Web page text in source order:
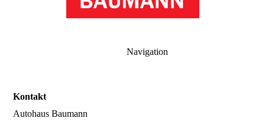
Navigation
Kontakt
Autohaus Baumann